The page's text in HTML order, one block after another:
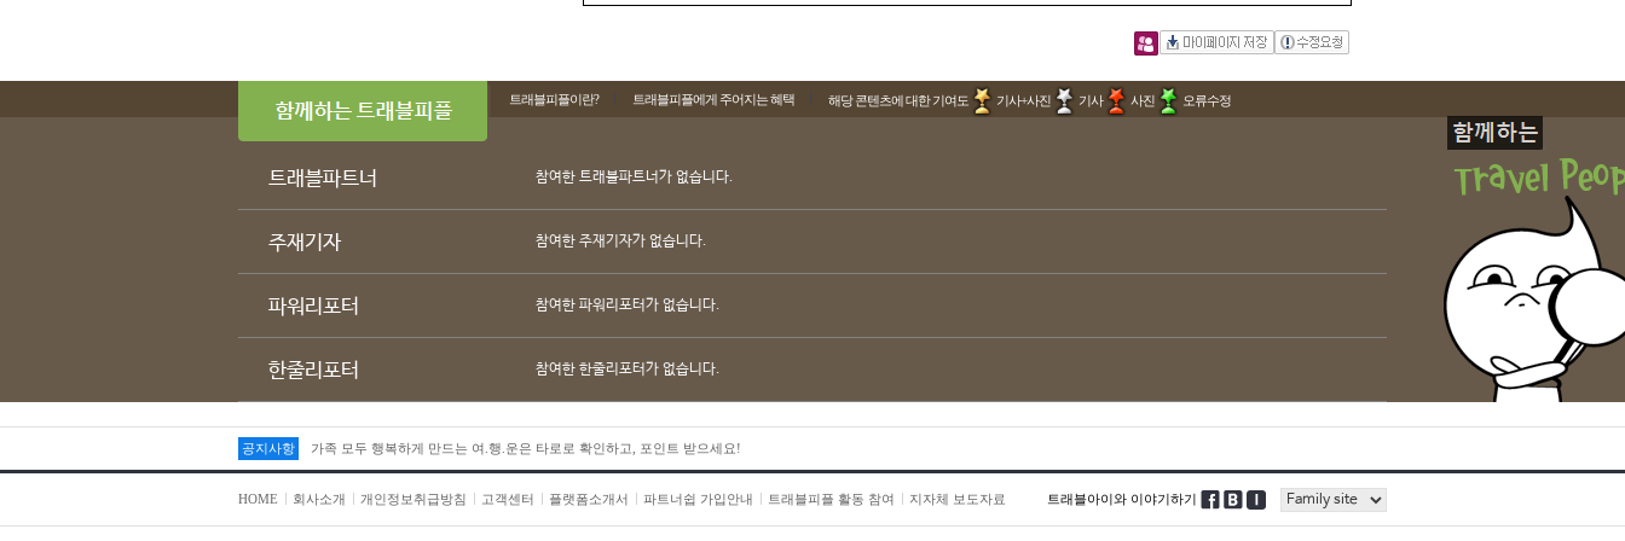
트래블피플이란? 트래블피플에게 주어지는 혜택 해당 콘텐츠에 대한 기여도 기사+사진 기사 사진 오류수정
트래블파트너 참여한 트래블파트너가 없습니다.
주재기자 참여한 주재기자가 없습니다.
파워리포터 참여한 파워리포터가 없습니다.
한줄리포터 참여한 한줄리포터가 없습니다.
공지사항 가족 모두 행복하게 만드는 여.행.운은 타로로 확인하고, 포인트 받으세요!
HOME 회사소개 개인정보취급방침 고객센터 플랫폼소개서 파트너쉽 가입안내 트래블피플 활동 참여 지자체 보도자료 트래블아이와 이야기하기